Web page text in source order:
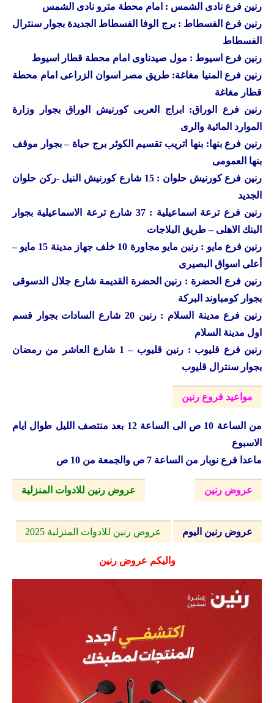
رنين فرع نادى الشمس : امام محطة مترو نادى الشمس
رنين فرع الفسطاط : برج الوفا الفسطاط الجديدة بجوار سنترال
الفسطاط
رنين فرع اسيوط : مول صيدناوى امام محطة قطار اسيوط
رنين فرع المنيا مغاغة: طريق مصر اسوان الزراعى امام محطة
قطار مغاغة
رنين فرع الوراق: ابراج العربى كورنيش الوراق بجوار وزارة
الموارد المائية والرى
رنين فرع بنها: بنها اتريب تقسيم الكوثر برج حياة – بجوار موقف
بنها العمومى
رنين فرع كورنيش حلوان : 15 شارع كورنيش النيل -ركن حلوان
الجديد
رنين فرع ترعة اسماعيلية : 37 شارع ترعة الاسماعيلية بجوار
البنك الاهلى – طريق البلاجات
رنين فرع مايو : رنين مايو مجاورة 10 خلف جهاز مدينة 15 مايو –
أعلى اسواق البصيرى
رنين فرع الحضرة : رنين الحضرة القديمة شارع جلال الدسوقى
بجوار كومباوند البركة
رنين فرع مدينة السلام : رنين 20 شارع السادات بجوار قسم
اول مدينة السلام
رنين فرع قليوب : رنين قليوب – 1 شارع العاشر من رمضان
بجوار سنترال قليوب
مواعيد فروع رنين
من الساعة 10 ص الى الساعة 12 بعد منتصف الليل طوال ايام
الاسبوع
ماعدا فرع نوبار من الساعة 7 ص والجمعة من 10 ص
عروض رنين عروض رنين للادوات المنزلية
عروض رنين اليوم عروض رنين للادوات المنزلية 2025
واليكم عروض رنين